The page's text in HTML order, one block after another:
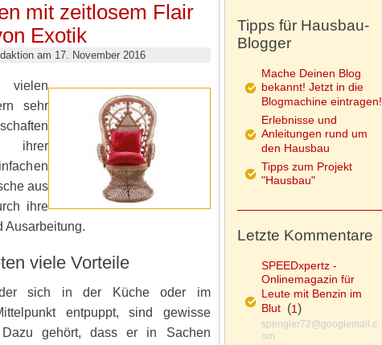
mit zeitlosem Flair
Exotik
am 17. November 2016
sehr
aus
ihre
Ausarbeitung.
viele Vorteile
sich in der Küche oder im
entpuppt, sind gewisse
Dazu gehört, dass er in Sachen
Tipps für Hausbau-
Blogger
Mache Deinen Blog
bekannt! Jetzt in die
Blogmachine eintragen!
Erlebnisse und
Anleitungen rund um
den Hausbau
Tipps zum Projekt
"Hausbau"
Letzte Kommentare
SPEEDxpertz -
Onlinemagazin für
Leute mit Benzin im
Blut(1)
spengler72@googlemail.c
om